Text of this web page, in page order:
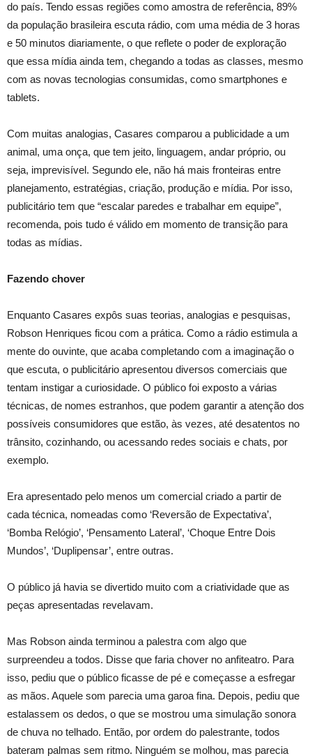
do país. Tendo essas regiões como amostra de referência, 89%
da população brasileira escuta rádio, com uma média de 3 horas
e 50 minutos diariamente, o que reflete o poder de exploração
que essa mídia ainda tem, chegando a todas as classes, mesmo
com as novas tecnologias consumidas, como smartphones e
tablets.
Com muitas analogias, Casares comparou a publicidade a um
animal, uma onça, que tem jeito, linguagem, andar próprio, ou
seja, imprevisível. Segundo ele, não há mais fronteiras entre
planejamento, estratégias, criação, produção e mídia. Por isso,
publicitário tem que “escalar paredes e trabalhar em equipe”,
recomenda, pois tudo é válido em momento de transição para
todas as mídias.
Fazendo chover
Enquanto Casares expôs suas teorias, analogias e pesquisas,
Robson Henriques ficou com a prática. Como a rádio estimula a
mente do ouvinte, que acaba completando com a imaginação o
que escuta, o publicitário apresentou diversos comerciais que
tentam instigar a curiosidade. O público foi exposto a várias
técnicas, de nomes estranhos, que podem garantir a atenção dos
possíveis consumidores que estão, às vezes, até desatentos no
trânsito, cozinhando, ou acessando redes sociais e chats, por
exemplo.
Era apresentado pelo menos um comercial criado a partir de
cada técnica, nomeadas como ‘Reversão de Expectativa’,
‘Bomba Relógio’, ‘Pensamento Lateral’, ‘Choque Entre Dois
Mundos’, ‘Duplipensar’, entre outras.
O público já havia se divertido muito com a criatividade que as
peças apresentadas revelavam.
Mas Robson ainda terminou a palestra com algo que
surpreendeu a todos. Disse que faria chover no anfiteatro. Para
isso, pediu que o público ficasse de pé e começasse a esfregar
as mãos. Aquele som parecia uma garoa fina. Depois, pediu que
estalassem os dedos, o que se mostrou uma simulação sonora
de chuva no telhado. Então, por ordem do palestrante, todos
bateram palmas sem ritmo. Ninguém se molhou, mas parecia